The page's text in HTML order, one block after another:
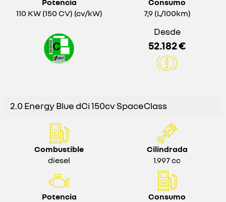
Potencia
110 KW (150 CV) (cv/kW)
Consumo
7,9 (L/100km)
Desde
52.182 €
2.0 Energy Blue dCi 150cv SpaceClass
Combustible
diesel
Cilindrada
1.997 cc
Potencia
Consumo